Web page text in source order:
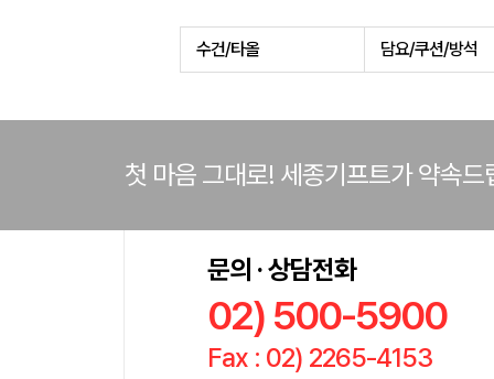
수건/타올 담요/쿠션/방석
첫 마음 그대로! 세종기프트가 약속드
문의 · 상담전화
02) 500-5900
Fax : 02) 2265-4153